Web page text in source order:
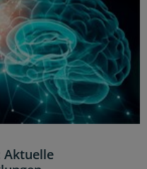
Aktuelle